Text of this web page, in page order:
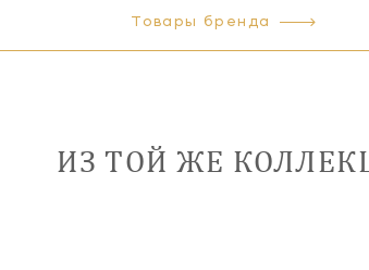
Товары бренда
ИЗ ТОЙ ЖЕ